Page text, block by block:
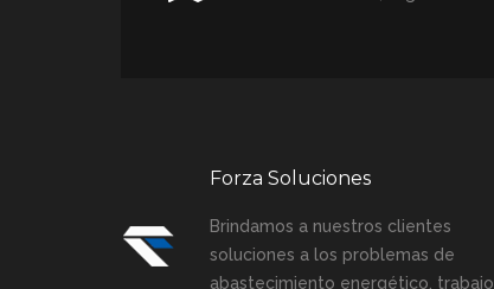
Forza Soluciones
Brindamos a nuestros clientes
soluciones a los problemas de
abastecimiento energético, trabajo